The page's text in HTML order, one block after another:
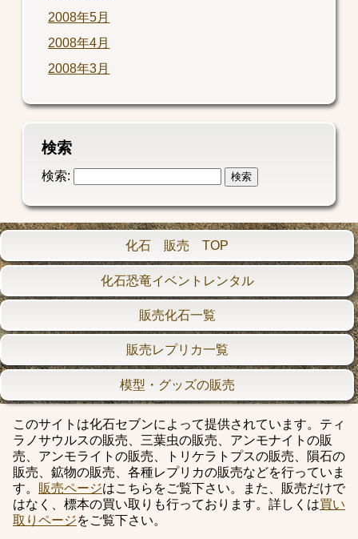
2008年5月
2008年4月
2008年3月
検索
検索:
化石 販売 TOP
化石恐竜イベントレンタル
販売化石一覧
販売レプリカ一覧
模型・グッズの販売
このサイトは化石セブンによって提供されています。ティ
ラノサウルスの販売、三葉虫の販売、アンモナイトの販
売、アンモライトの販売、トリケラトプスの販売、隕石の
販売、鉱物の販売、各種レプリカの販売などを行っていま
す。 販売ページはこちらをご覧下さい。また、販売だけで
はなく、標本の買い取りも行っております。詳しくは買い
取りページをご覧下さい。